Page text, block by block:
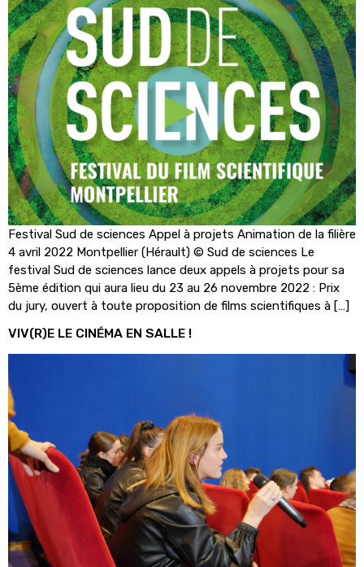
Festival Sud de sciences Appel à projets Animation de la filière
4 avril 2022 Montpellier (Hérault) © Sud de sciences Le
festival Sud de sciences lance deux appels à projets pour sa
5ème édition qui aura lieu du 23 au 26 novembre 2022 : Prix
du jury, ouvert à toute proposition de films scientifiques à […]
VIV(R)E LE CINÉMA EN SALLE !